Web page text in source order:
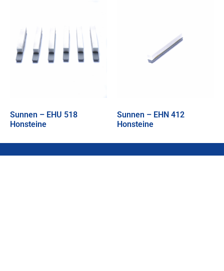
Sunnen – EHU 518
Honsteine
Sunnen – EHN 412
Honsteine